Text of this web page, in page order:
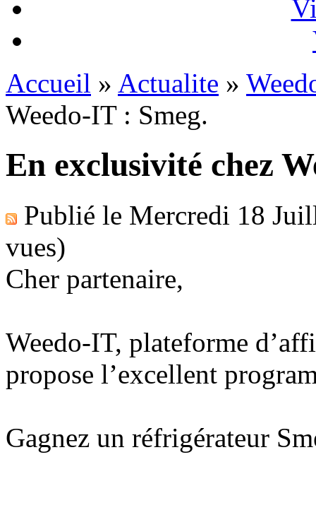
Accueil » Actualite »
Weedo-IT : Smeg.
En exclusivité chez
Publié le Mercredi 18
vues)
Cher partenaire,
Weedo-IT, plateforme
propose l’excellent
Gagnez un réfrigérateur